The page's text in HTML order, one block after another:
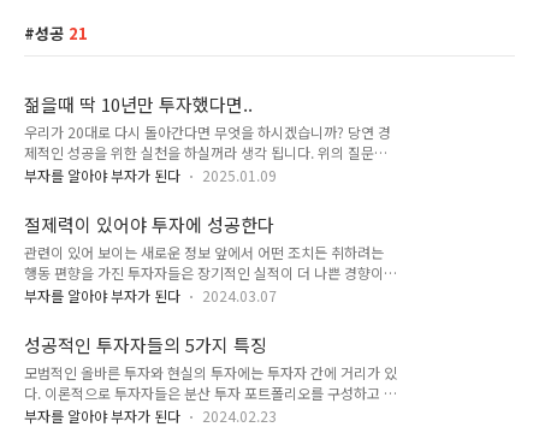
성공 21
젊을때 딱 10년만 투자했다면..
우리가 20대로 다시 돌아간다면 무엇을 하시겠습니까? 당연 경
제적인 성공을 위한 실천을 하실꺼라 생각 됩니다. 위의 질문에
가장 많은 답 1 순위를 뽑는다면 투자일 것입니다. 그 중에서 은
는 의견이 가장 많은 답이었습니다. 하지만 현실은 40-50 대가
되어서야 겨우 은퇴준비를 시작한다는 것입니다. 젊었을 때 열심
히 일은 하지만 사회 생활도 해야하고 연예와 결혼, 자식도 키워
야 하기에 은퇴준비를 생각하지도 못하다가 나이가 들어 아프고
일하기가 힘들어지면 느지막하게 준비를 하려고 한다는 것입니
서 금융 교육을 제대로 받아 20대 때부터 투자를 했다면 지금 나
에게 어떤 변화가 생겼을..
부자를 알아야 부자가 된다 2025.01.09
절제력이 있어야 투자에 성공한다
관련이 있어 보이는 새로운 정보 앞에서 어떤 조치든 취하려는
행동 편향을 가진 투자자들은 장기적인 실적이 더 나쁜 경향이
있다. 백만장자 투자자도 투자 관리 측면에서 약간의 행동을 취
관련 거래를 했다. 이들 5명 중 1명 정도는 투자 유지 기간이 3년
미만이다. 여기서 중요 한 점은 행동을 취하기로 한 결정이 심사
숙고의 결과인가, 성급한 행동 편향의 결과인가다. 적절한 재무
의사결정은 금융이해력이 포함된 지식, 미래의 지향점, 환경 요
인의 소용돌이 속에서도 유지되는 침착성이 혼합된 결과물이다.
부자를 알아야 부자가 된다 2024.03.07
성공적인 투자자들의 5가지 특징
모범적인 올바른 투자와 현실의 투자에는 투자자 간에 거리가 있
다. 이론적으로 투자자들은 분산 투자 포트폴리오를 구성하고 세
금과 다른 투자비용을 최소화하기 위해 거래를 빈번 하게 하지
부자를 알아야 부자가 된다 2024.02.23